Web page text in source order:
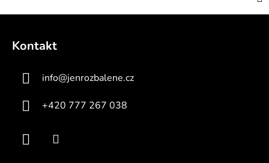
Kontakt
info@jenrozbalene.cz
+420 777 267 038